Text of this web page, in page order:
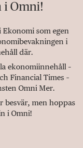
i Omni!
Ekonomi som egen
i
där.
ekonomiinnehåll –
Financial Times –
Omni Mer.
besvär, men hoppas
i Omni!